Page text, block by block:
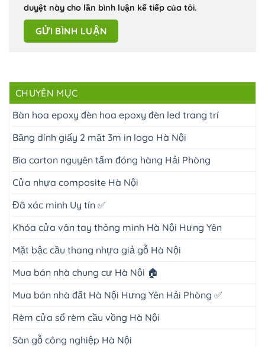
duyệt này cho lần bình luận kế tiếp của tôi.
CHUYÊN MỤC
Bàn hoa epoxy đèn hoa epoxy đèn led trang trí
Băng dính giấy 2 mặt 3m in logo Hà Nội
Bìa carton nguyên tấm đóng hàng Hải Phòng
Cửa nhựa composite Hà Nội
Đã xác minh Uy tín ✅
Khóa cửa vân tay thông minh Hà Nội Hưng Yên
Mặt bậc cầu thang nhựa giả gỗ Hà Nội
Mua bán nhà chung cư Hà Nội 🏠
Mua bán nhà đất Hà Nội Hưng Yên Hải Phòng ✅
Rèm cửa sổ rèm cầu vồng Hà Nội
Sàn gỗ công nghiệp Hà Nội